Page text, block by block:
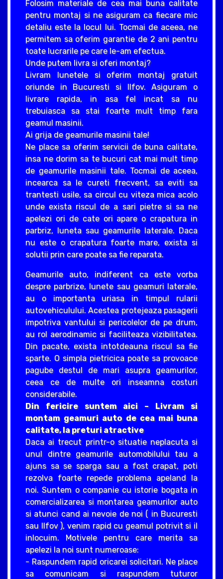
Folosim materiale de cea mai buna calitate
pentru montaj si ne asiguram ca fiecare mic
detaliu este la locul lui. Tocmai de aceea, ne
permitem sa oferim garantie de 2 ani pentru
toate lucrarile pe care le-am efectua.
Unde putem livra si oferi montaj?
Livram lunetele si oferim montaj gratuit
oriunde in Bucuresti si Ilfov. Asiguram o
livrare rapida, in asa fel incat sa nu
trebuiasca sa stai foarte mult timp fara
geamul masinii.
Ai grija de geamurile masinii tale!
Ne place sa oferim servicii de buna calitate,
insa ne dorim sa te bucuri cat mai mult timp
de geamurile masinii tale. Tocmai de aceea,
incearca sa le cureti frecvent, sa eviti sa
trantesti usile, sa circul cu viteza mica acolo
unde exista riscul de a sari pietre si sa ne
apelezi ori de cate ori apare o crapatura in
parbriz, luneta sau geamurile laterale. Daca
nu este o crapatura foarte mare, exista si
solutii prin care poate sa fie reparata.
Geamurile auto, indiferent ca este vorba
despre parbrize, lunete sau geamuri laterale,
au o importanta uriasa in timpul rularii
autovehiculului. Acestea protejeaza pasagerii
impotriva vantului si pericolelor de pe drum,
au rol aerodinamic si faciliteaza vizibilitatea.
Din pacate, exista intotdeauna riscul sa fie
sparte. O simpla pietricica poate sa provoace
pagube destul de mari asupra geamurilor,
ceea ce de multe ori inseamna costuri
considerabile.
Din fericire suntem aici – Livram si
montam geamuri auto de cea mai buna
calitate, la preturi atractive
Daca ai trecut printr-o situatie neplacuta si
unul dintre geamurile automobilului tau a
ajuns sa se sparga sau a fost crapat, poti
rezolva foarte repede problema apeland la
noi. Suntem o companie cu istorie bogata in
comercializarea si montarea geamurilor auto
si atunci cand ai nevoie de noi ( in Bucuresti
sau Ilfov ), venim rapid cu geamul potrivit si il
inlocuim. Motivele pentru care merita sa
apelezi la noi sunt numeroase:
- Raspundem rapid oricarei solicitari. Ne place
sa comunicam si raspundem tuturor